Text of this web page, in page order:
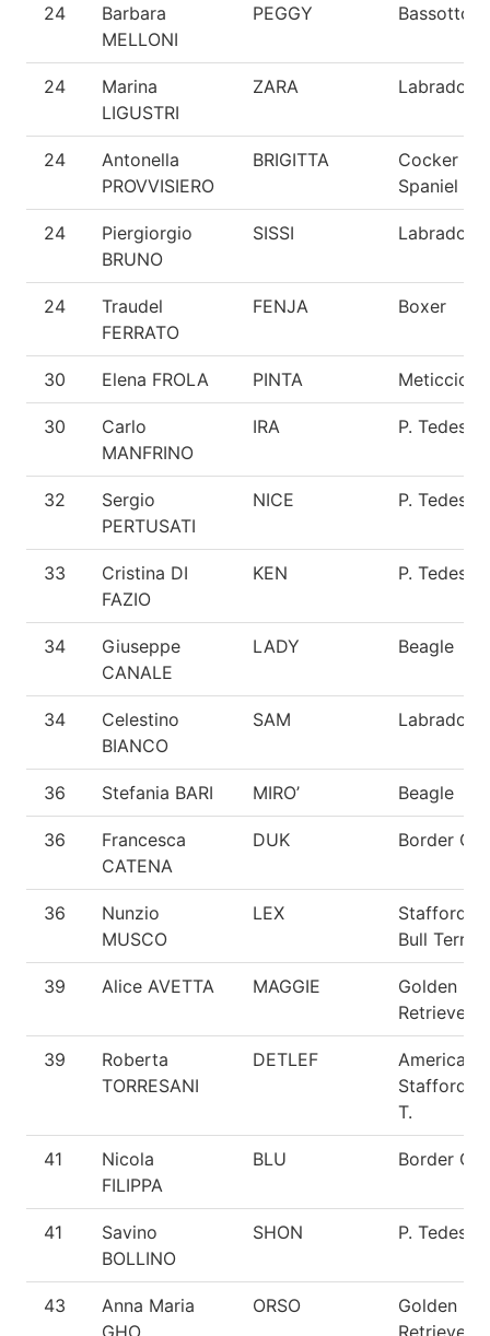
24
Barbara
MELLONI
PEGGY Bassotto
24
Marina
LIGUSTRI
ZARA Labrador
24
Antonella
PROVVISIERO
BRIGITTA
Cocker
Spaniel
24
Piergiorgio
BRUNO
SISSI Labrador
24
Traudel
FERRATO
FENJA Boxer
30 Elena FROLA PINTA Meticcio
30
Carlo
MANFRINO
IRA P. Tedesco
32
Sergio
PERTUSATI
NICE P. Tedesco
33
Cristina DI
FAZIO
KEN P. Tedesco
34
Giuseppe
CANALE
LADY Beagle
34
Celestino
BIANCO
SAM Labrador
36 Stefania BARI MIRO’ Beagle
36
Francesca
CATENA
DUK Border
36
Nunzio
MUSCO
LEX
Bull Terrier
39 Alice AVETTA MAGGIE
Golden
Retriever
39
Roberta
TORRESANI
DETLEF
American
T.
41
Nicola
FILIPPA
BLU Border
41
Savino
BOLLINO
SHON P. Tedesco
43
Anna Maria
GHO
ORSO
Golden
Retriever